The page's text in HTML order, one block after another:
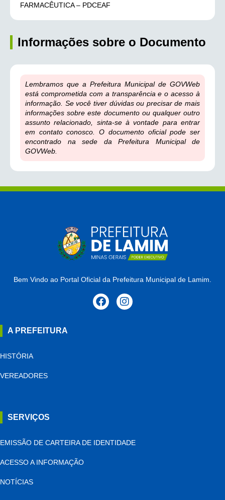
FARMACÊUTICA – PDCEAF
Informações sobre o Documento
Lembramos que a Prefeitura Municipal de GOVWeb
está comprometida com a transparência e o acesso à
informação. Se você tiver dúvidas ou precisar de mais
informações sobre este documento ou qualquer outro
assunto relacionado, sinta-se à vontade para entrar
em contato conosco. O documento oficial pode ser
encontrado na sede da Prefeitura Municipal de
GOVWeb.
Bem Vindo ao Portal Oficial da Prefeitura Municipal de Lamim.
A PREFEITURA
HISTÓRIA
VEREADORES
SERVIÇOS
EMISSÃO DE CARTEIRA DE IDENTIDADE
ACESSO A INFORMAÇÃO
NOTÍCIAS